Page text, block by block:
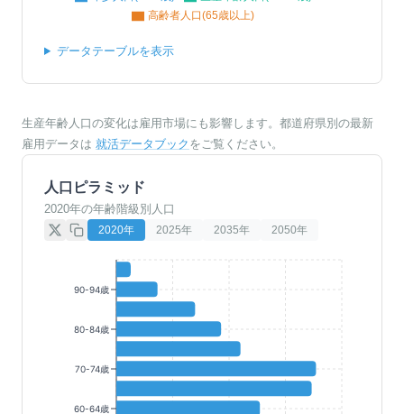
高齢者人口(65歳以上)
データテーブルを表示
生産年齢人口の変化は雇用市場にも影響します。都道府県別の最新
雇用データは 就活データブック をご覧ください。
人口ピラミッド
2020年の年齢階級別人口
2020年 2025年 2035年 2050年
90-94歳
80-84歳
70-74歳
60-64歳